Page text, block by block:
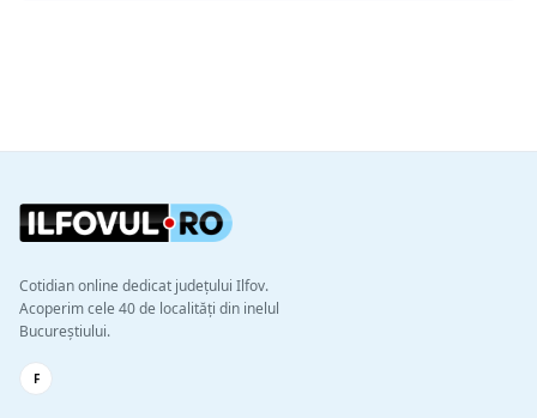
Cotidian online dedicat județului Ilfov.
Acoperim cele 40 de localități din inelul
Bucureștiului.
F